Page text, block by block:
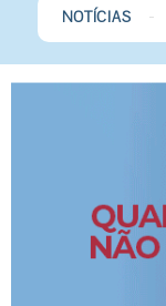
NOTÍCIAS